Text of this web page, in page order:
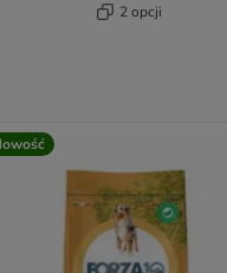
2 opcji